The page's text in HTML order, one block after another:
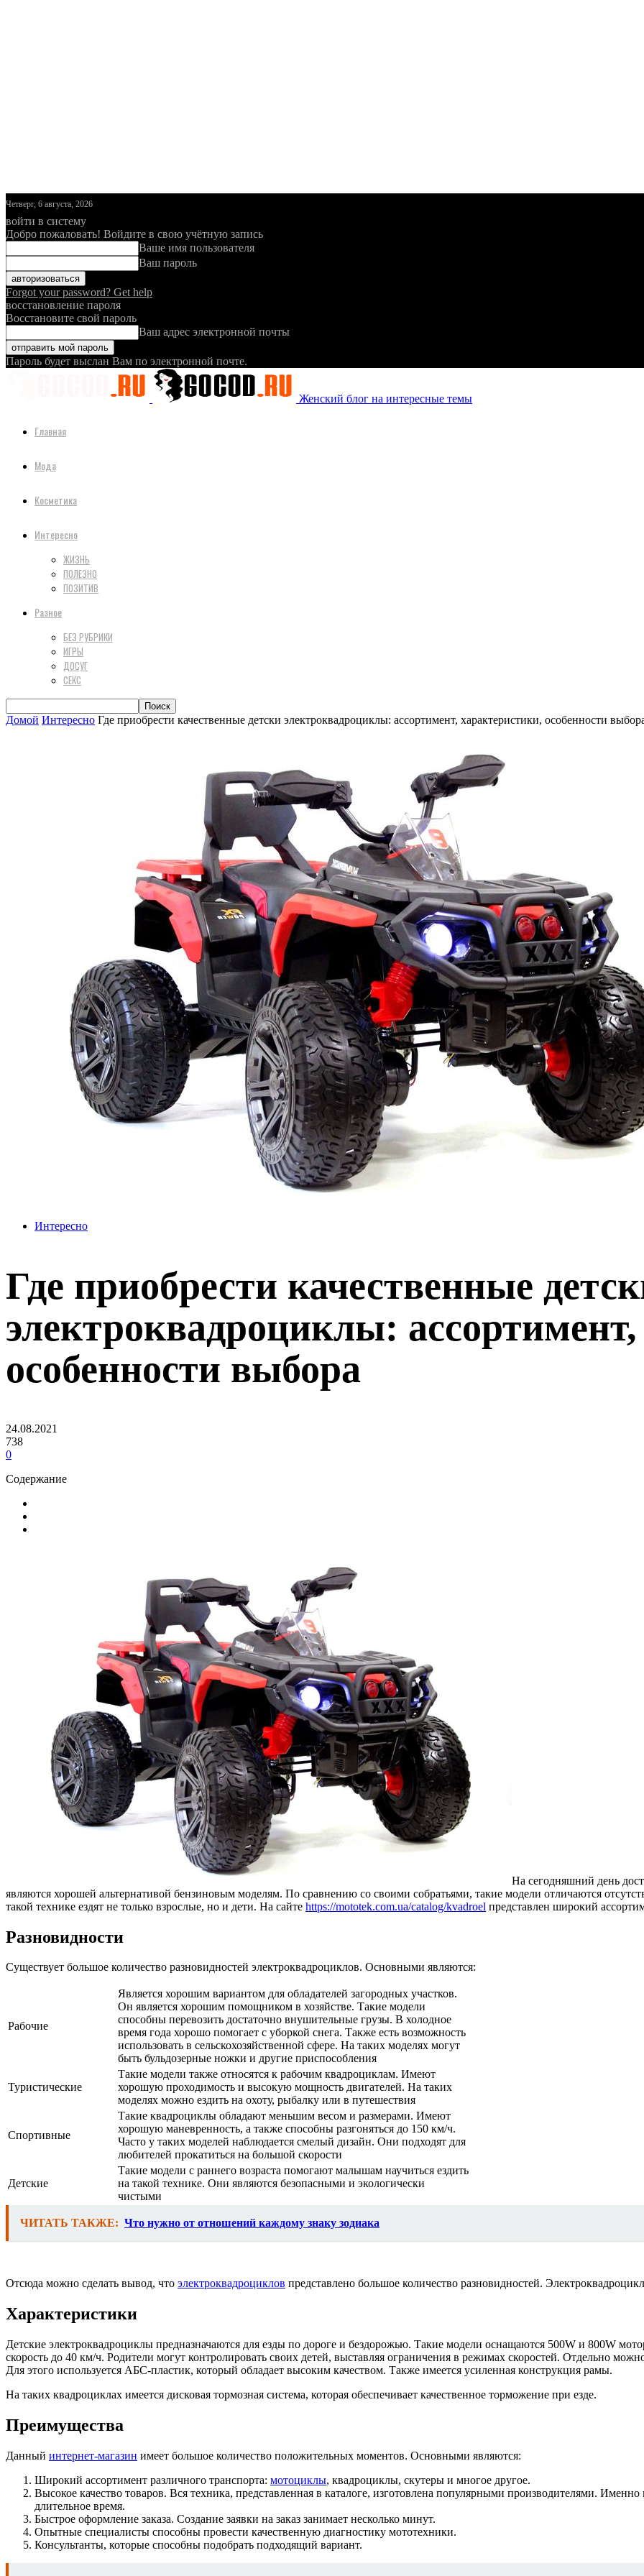
Четверг, 6 августа, 2026
войти в систему
Добро пожаловать! Войдите в свою учётную запись
Ваше имя пользователя
Ваш пароль
Forgot your password? Get help
восстановление пароля
Восстановите свой пароль
Ваш адрес электронной почты
Пароль будет выслан Вам по электронной почте.
Женский блог на интересные темы
Главная
Мода
Косметика
Интересно
ЖИЗНЬ
ПОЛЕЗНО
ПОЗИТИВ
Разное
БЕЗ РУБРИКИ
ИГРЫ
ДОСУГ
СЕКС
Домой Интересно Где приобрести качественные детски электроквадроциклы: ассортимент, характеристики, особенности
Интересно
Где приобрести качественные
электроквадроциклы:
особенности выбора
24.08.2021
738
0
Содержание
На сегодняшний день
являются хорошей альтернативой бензиновым моделям. По сравнению со своими собратьями, такие модели отличаются
такой технике ездят не только взрослые, но и дети. На сайте https://mototek.com.ua/catalog/kvadroel представлен широкий
Разновидности
Существует большое количество разновидностей электроквадроциклов. Основными являются:
Рабочие
Является хорошим вариантом для обладателей загородных участков.
Он является хорошим помощником в хозяйстве. Такие модели
способны перевозить достаточно внушительные грузы. В холодное
время года хорошо помогает с уборкой снега. Также есть возможность
использовать в сельскохозяйственной сфере. На таких моделях могут
быть бульдозерные ножки и другие приспособления
Туристические
Такие модели также относятся к рабочим квадроциклам. Имеют
хорошую проходимость и высокую мощность двигателей. На таких
моделях можно ездить на охоту, рыбалку или в путешествия
Спортивные
Такие квадроциклы обладают меньшим весом и размерами. Имеют
хорошую маневренность, а также способны разгоняться до 150 км/ч.
Часто у таких моделей наблюдается смелый дизайн. Они подходят для
любителей прокатиться на большой скорости
Детские
Такие модели с раннего возраста помогают малышам научиться ездить
на такой технике. Они являются безопасными и экологически
чистыми
ЧИТАТЬ ТАКЖЕ: Что нужно от отношений каждому знаку зодиака
Отсюда можно сделать вывод, что электроквадроциклов представлено большое количество разновидностей.
Характеристики
Детские электроквадроциклы предназначаются для езды по дороге и бездорожью. Такие модели оснащаются 500W и 800W
скорость до 40 км/ч. Родители могут контролировать своих детей, выставляя ограничения в режимах скоростей. Отдельно
Для этого используется АБС-пластик, который обладает высоким качеством. Также имеется усиленная конструкция рамы.
На таких квадроциклах имеется дисковая тормозная система, которая обеспечивает качественное торможение при езде.
Преимущества
Данный интернет-магазин имеет большое количество положительных моментов. Основными являются:
Широкий ассортимент различного транспорта: мотоциклы, квадроциклы, скутеры и многое другое.
Высокое качество товаров. Вся техника, представленная в каталоге, изготовлена популярными производителями.
длительное время.
Быстрое оформление заказа. Создание заявки на заказ занимает несколько минут.
Опытные специалисты способны провести качественную диагностику мототехники.
Консультанты, которые способны подобрать подходящий вариант.